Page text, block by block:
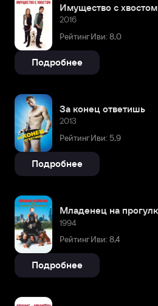
Имущество с хвостом
2016
Рейтинг Иви: 8,0
Подробнее
За конец ответишь
2013
Рейтинг Иви: 5,9
Подробнее
1994
Рейтинг Иви: 8,4
Подробнее